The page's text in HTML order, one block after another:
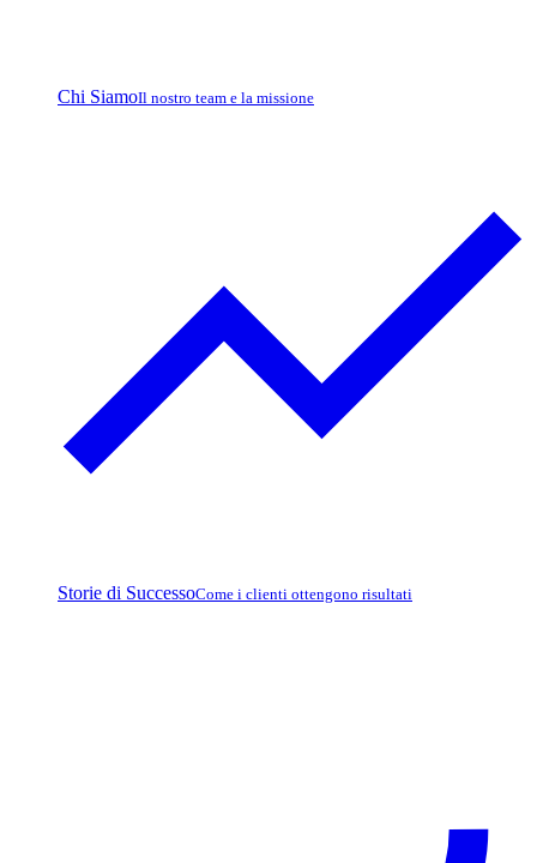
Chi SiamoIl nostro team e la missione
Storie di SuccessoCome i clienti ottengono risultati